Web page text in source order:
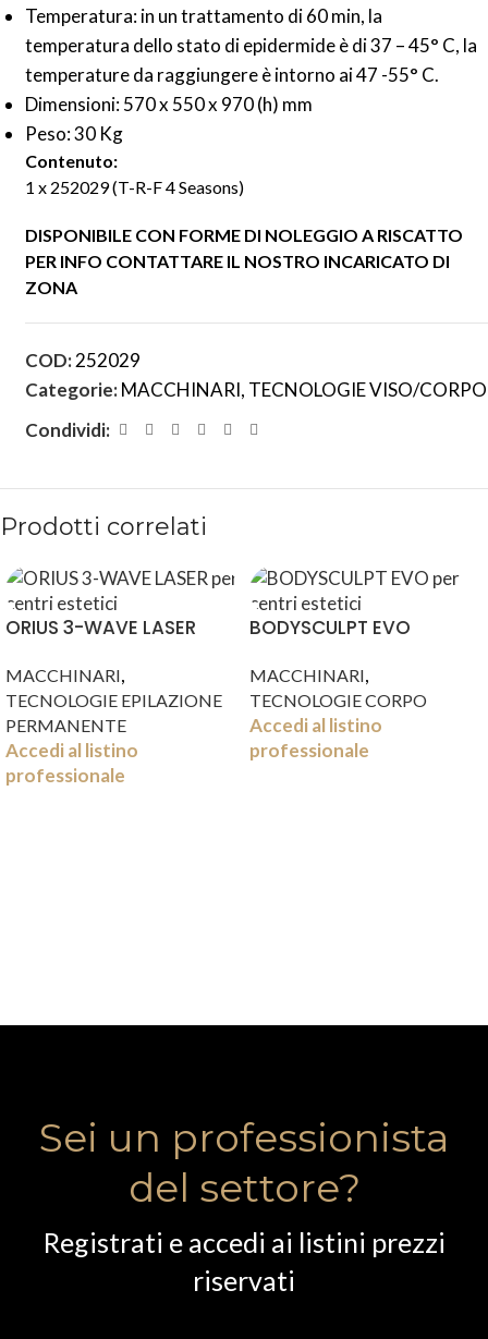
Temperatura: in un trattamento di 60 min, la
temperatura dello stato di epidermide è di 37 – 45° C, la
temperature da raggiungere è intorno ai 47 -55° C.
Dimensioni: 570 x 550 x 970 (h) mm
Peso: 30 Kg
Contenuto:
1 x 252029 (T-R-F 4 Seasons)
DISPONIBILE CON FORME DI NOLEGGIO A RISCATTO
PER INFO CONTATTARE IL NOSTRO INCARICATO DI
ZONA
COD:252029
Categorie:MACCHINARI, TECNOLOGIE VISO/CORPO
Condividi:
Prodotti correlati
ORIUS 3-WAVE LASER
MACCHINARI,
TECNOLOGIE EPILAZIONE
PERMANENTE
Accedi al listino
professionale
BODYSCULPT EVO
MACCHINARI,
TECNOLOGIE CORPO
Accedi al listino
professionale
Sei un professionista
del settore?
Registrati e accedi ai listini prezzi
riservati